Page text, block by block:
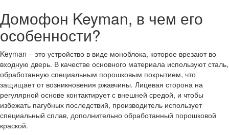
Домофон Keyman, в чем его
особенности?
Keyman – это устройство в виде моноблока, которое врезают во
входную дверь. В качестве основного материала используют сталь,
обработанную специальным порошковым покрытием, что
защищает от возникновения ржавчины. Лицевая сторона на
регулярной основе контактирует с внешней средой, и чтобы
избежать пагубных последствий, производитель использует
специальный сплав, дополнительно обработанный порошковой
краской.